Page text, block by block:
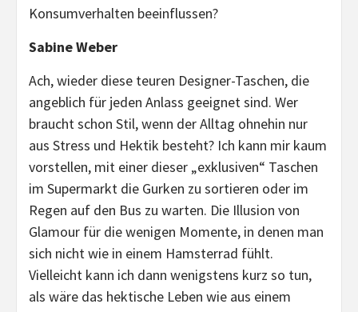
Konsumverhalten beeinflussen?
Sabine Weber
Ach, wieder diese teuren Designer-Taschen, die
angeblich für jeden Anlass geeignet sind. Wer
braucht schon Stil, wenn der Alltag ohnehin nur
aus Stress und Hektik besteht? Ich kann mir kaum
vorstellen, mit einer dieser „exklusiven“ Taschen
im Supermarkt die Gurken zu sortieren oder im
Regen auf den Bus zu warten. Die Illusion von
Glamour für die wenigen Momente, in denen man
sich nicht wie in einem Hamsterrad fühlt.
Vielleicht kann ich dann wenigstens kurz so tun,
als wäre das hektische Leben wie aus einem